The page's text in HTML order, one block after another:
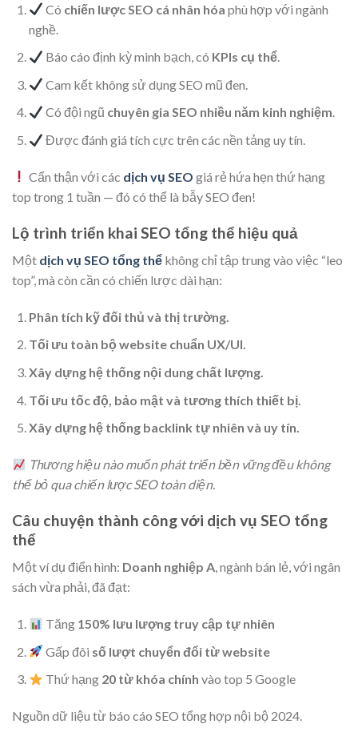
Có chiến lược SEO cá nhân hóa phù hợp với ngành
nghề.
Báo cáo định kỳ minh bạch, có KPIs cụ thể.
Cam kết không sử dụng SEO mũ đen.
Có đội ngũ chuyên gia SEO nhiều năm kinh nghiệm.
Được đánh giá tích cực trên các nền tảng uy tín.
Cẩn thận với các dịch vụ SEO giá rẻ hứa hẹn thứ hạng
top trong 1 tuần — đó có thể là bẫy SEO đen!
Lộ trình triển khai SEO tổng thể hiệu quả
Một dịch vụ SEO tổng thể không chỉ tập trung vào việc “leo
top”, mà còn cần có chiến lược dài hạn:
Phân tích kỹ đối thủ và thị trường.
Tối ưu toàn bộ website chuẩn UX/UI.
Xây dựng hệ thống nội dung chất lượng.
Tối ưu tốc độ, bảo mật và tương thích thiết bị.
Xây dựng hệ thống backlink tự nhiên và uy tín.
Thương hiệu nào muốn phát triển bền vững đều không
thể bỏ qua chiến lược SEO toàn diện.
Câu chuyện thành công với dịch vụ SEO tổng
thể
Một ví dụ điển hình: Doanh nghiệp A, ngành bán lẻ, với ngân
sách vừa phải, đã đạt:
Tăng 150% lưu lượng truy cập tự nhiên
Gấp đôi số lượt chuyển đổi từ website
Thứ hạng 20 từ khóa chính vào top 5 Google
Nguồn dữ liệu từ báo cáo SEO tổng hợp nội bộ 2024.